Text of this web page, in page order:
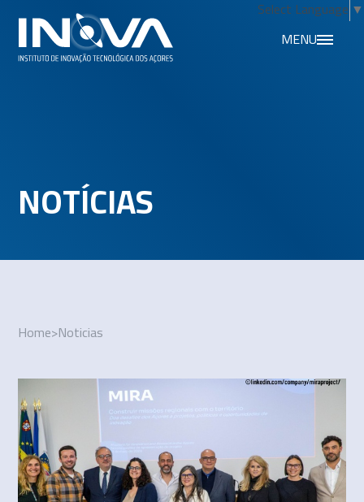
Select Language ▼
MENU
NOTÍCIAS
Home>Noticias